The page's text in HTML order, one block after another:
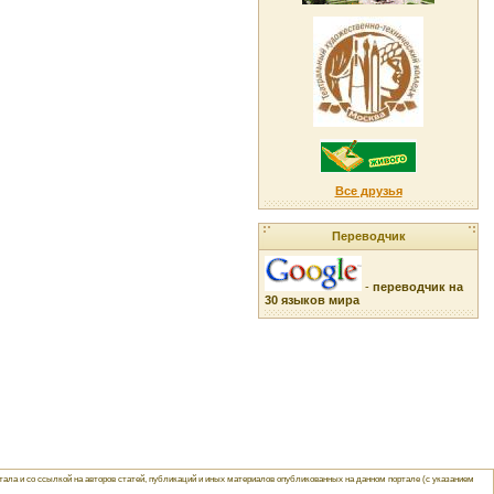
Все друзья
Переводчик
- переводчик на
30 языков мира
и со ссылкой на авторов статей, публикаций и иных материалов опубликованных на данном портале (с указанием